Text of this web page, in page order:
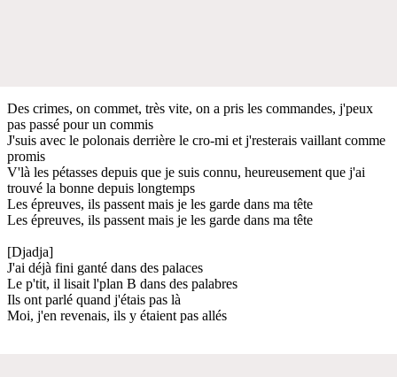
Des crimes, on commet, très vite, on a pris les commandes, j'peux
pas passé pour un commis
J'suis avec le polonais derrière le cro-mi et j'resterais vaillant comme
promis
V'là les pétasses depuis que je suis connu, heureusement que j'ai
trouvé la bonne depuis longtemps
Les épreuves, ils passent mais je les garde dans ma tête
Les épreuves, ils passent mais je les garde dans ma tête
[Djadja]
J'ai déjà fini ganté dans des palaces
Le p'tit, il lisait l'plan B dans des palabres
Ils ont parlé quand j'étais pas là
Moi, j'en revenais, ils y étaient pas allés